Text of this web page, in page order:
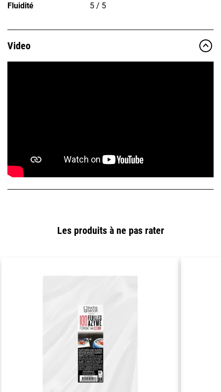
Fluidité
5 / 5
Video
Les produits à ne pas rater